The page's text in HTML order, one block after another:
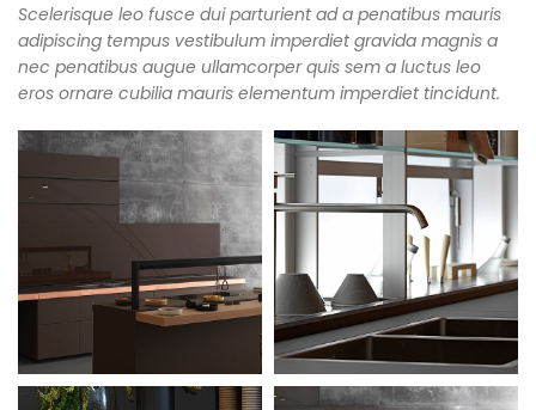
Scelerisque leo fusce dui parturient ad a penatibus mauris
adipiscing tempus vestibulum imperdiet gravida magnis a
nec penatibus augue ullamcorper quis sem a luctus leo
eros ornare cubilia mauris elementum imperdiet tincidunt.